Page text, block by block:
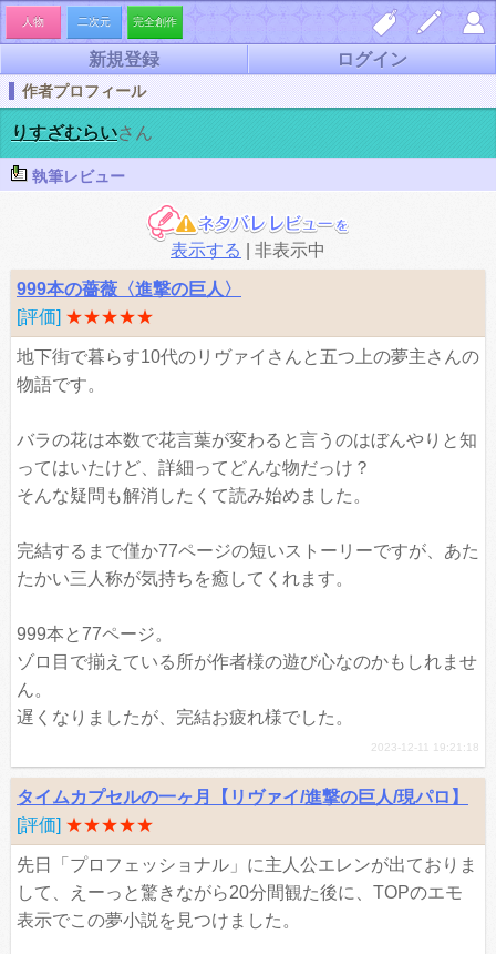
人物 二次元 完全創作
しお
り一
覧
説を
書く
ペー
ジ
新規登録 ログイン
作者プロフィール
りすざむらいさん
執筆レビュー
表示する 非表示中
999本の薔薇〈進撃の巨人〉
[評価] ★★★★★
地下街で暮らす10代のリヴァイさんと五つ上の夢主さんの
物語です。
バラの花は本数で花言葉が変わると言うのはぼんやりと知
ってはいたけど、詳細ってどんな物だっけ？
そんな疑問も解消したくて読み始めました。
完結するまで僅か77ページの短いストーリーですが、あた
たかい三人称が気持ちを癒してくれます。
999本と77ページ。
ゾロ目で揃えている所が作者様の遊び心なのかもしれませ
ん。
遅くなりましたが、完結お疲れ様でした。
2023-12-11 19:21:18
タイムカプセルの一ヶ月【リヴァイ/進撃の巨人/現パロ】
[評価] ★★★★★
先日「プロフェッショナル」に主人公エレンが出ておりま
して、えーっと驚きながら20分間観た後に、TOPのエモ
表示でこの夢小説を見つけました。